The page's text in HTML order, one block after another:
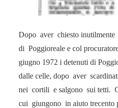
Dopo aver chiesto
di Poggioreale e col
giugno 1972 i detenuti di
dalle celle, dopo aver
nei cortili e salgono sui tetti.
cui giungono in aiuto trecento